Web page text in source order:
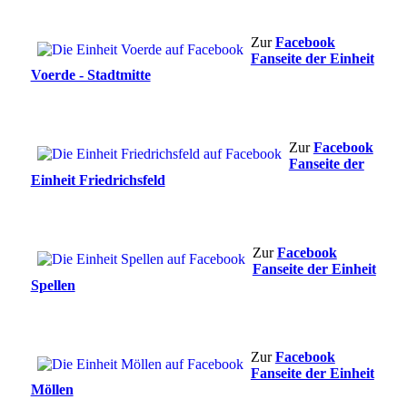
ZurFacebook
Fanseite der Einheit
Voerde - Stadtmitte
ZurFacebook
Fanseite der
Einheit Friedrichsfeld
ZurFacebook
Fanseite der Einheit
Spellen
ZurFacebook
Fanseite der Einheit
Möllen